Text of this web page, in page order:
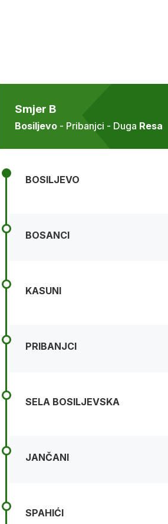
Smjer B
Bosiljevo- Pribanjci - Duga Resa
BOSILJEVO
BOSANCI
KASUNI
PRIBANJCI
SELA BOSILJEVSKA
JANČANI
SPAHIĆI